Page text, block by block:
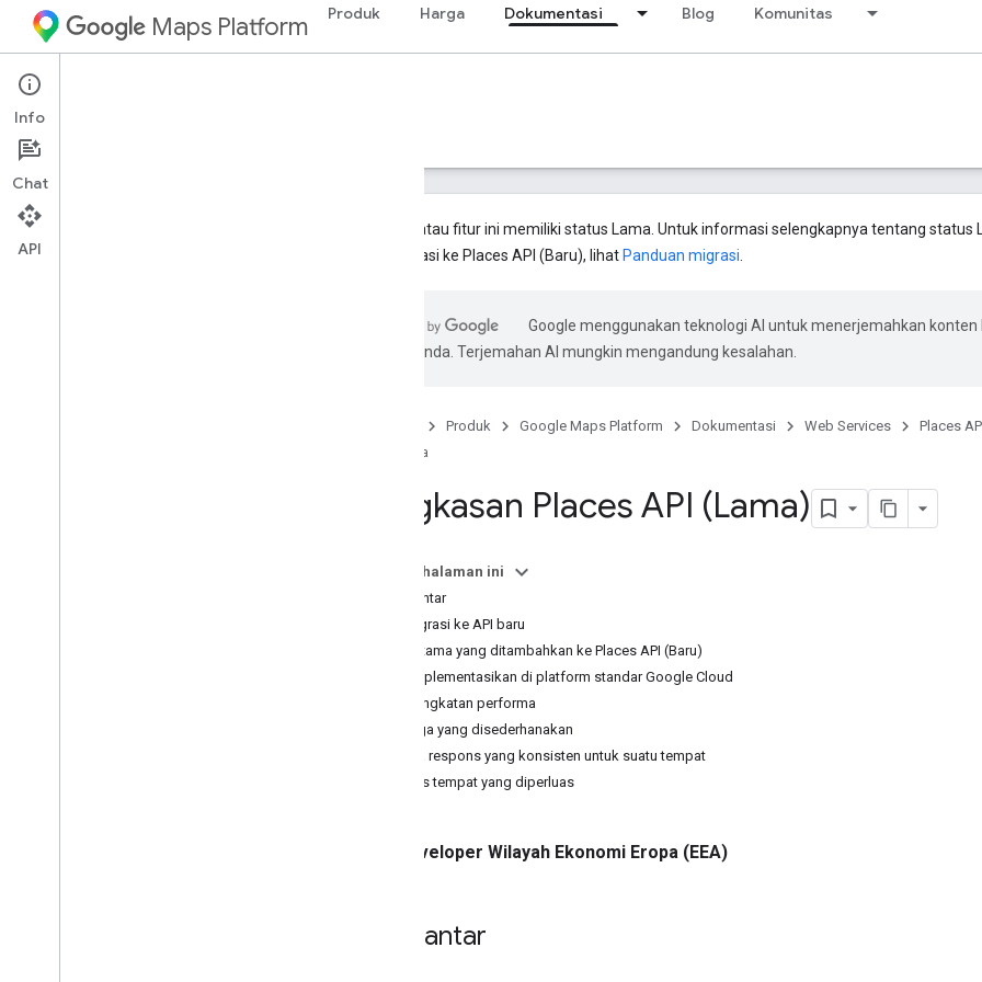
Maps Platform Produk Harga Dokumentasi Blog Komunitas
Web Services
Panduan
Produk atau fitur ini memiliki status Lama. Untuk informasi selengkapnya tentang status
bermigrasi ke Places API (Baru), lihat Panduan migrasi
Google menggunakan teknologi AI untuk menerjemahkan konten
pilihan Anda. Terjemahan AI mungkin mengandung kesalahan.
Produk Google Maps Platform Dokumentasi Web Services
Places
Lama
Ringkasan Places API (Lama)
Pada halaman ini
Pengantar
Bermigrasi ke API baru
Fitur utama yang ditambahkan ke Places API (Baru)
Diimplementasikan di platform standar Google Cloud
Peningkatan performa
Harga yang disederhanakan
Data respons yang konsisten untuk suatu tempat
Jenis tempat yang diperluas
Developer Wilayah Ekonomi Eropa (EEA)
Pengantar
Info
Chat
API